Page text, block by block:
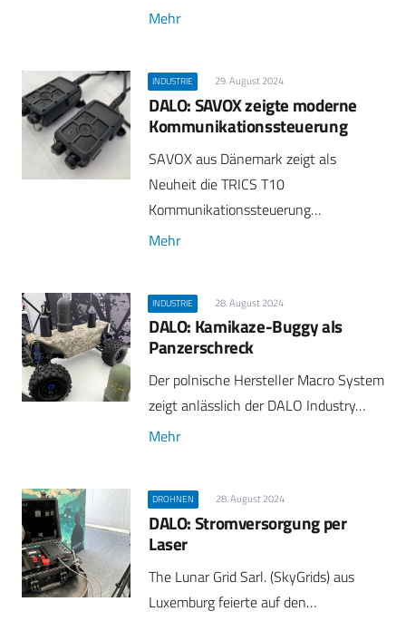
Mehr
INDUSTRIE 29. August 2024
DALO: SAVOX zeigte moderne
Kommunikationssteuerung
SAVOX aus Dänemark zeigt als
Neuheit die TRICS T10
Kommunikationssteuerung…
Mehr
INDUSTRIE 28. August 2024
DALO: Kamikaze-Buggy als
Panzerschreck
Der polnische Hersteller Macro System
zeigt anlässlich der DALO Industry…
Mehr
DROHNEN 28. August 2024
DALO: Stromversorgung per
Laser
The Lunar Grid Sarl. (SkyGrids) aus
Luxemburg feierte auf den…